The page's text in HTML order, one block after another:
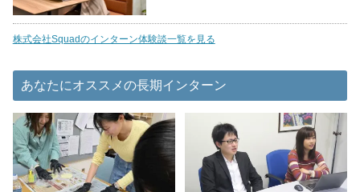
株式会社Squadのインターン体験談一覧を見る
あなたにオススメの長期インターン